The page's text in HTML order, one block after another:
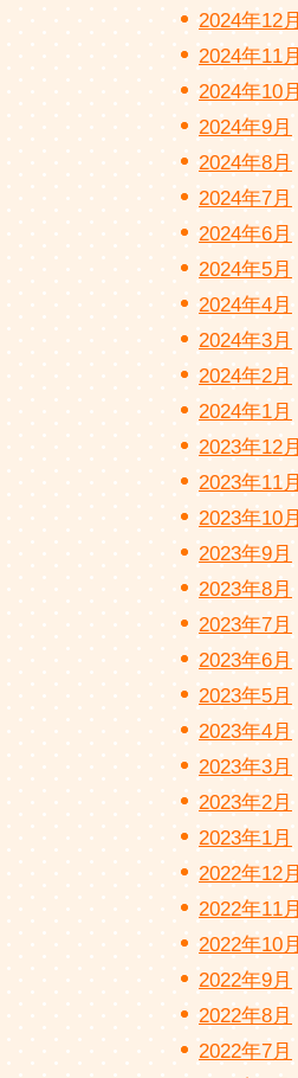
2024年12月
2024年11月
2024年10月
2024年9月
2024年8月
2024年7月
2024年6月
2024年5月
2024年4月
2024年3月
2024年2月
2024年1月
2023年12月
2023年11月
2023年10月
2023年9月
2023年8月
2023年7月
2023年6月
2023年5月
2023年4月
2023年3月
2023年2月
2023年1月
2022年12月
2022年11月
2022年10月
2022年9月
2022年8月
2022年7月